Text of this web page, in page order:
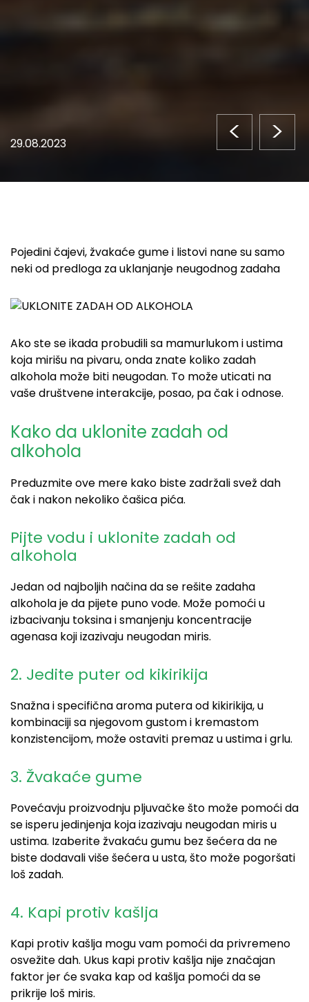
29.08.2023 < >
Pojedini čajevi, žvakaće gume i listovi nane su samo
neki od predloga za uklanjanje neugodnog zadaha
Ako ste se ikada probudili sa mamurlukom i ustima
koja mirišu na pivaru, onda znate koliko zadah
alkohola može biti neugodan. To može uticati na
vaše društvene interakcije, posao, pa čak i odnose.
Kako da uklonite zadah od
alkohola
Preduzmite ove mere kako biste zadržali svež dah
čak i nakon nekolikočašica pića.
Pijte vodu i uklonite zadah od
alkohola
Jedan od najboljih načina da se rešite zadaha
alkohola je da pijete puno vode. Može pomoći u
izbacivanju toksina i smanjenju koncentracije
agenasa koji izazivaju neugodan miris.
2. Jedite puter od kikirikija
Snažna i specifična aroma putera od kikirikija, u
kombinaciji sa njegovom gustom i kremastom
konzistencijom, može ostaviti premaz u ustima i grlu.
3. Žvakaće gume
Povećavju proizvodnju pljuvačke što može pomoći da
se isperu jedinjenja koja izazivaju neugodan miris u
ustima. Izaberite žvakaću gumu bez šećera da ne
biste dodavali više šećera u usta, što može pogoršati
loš zadah.
4. Kapi protiv kašlja
Kapi protiv kašlja mogu vam pomoći da privremeno
osvežite dah. Ukus kapi protiv kašlja nije značajan
faktor jer će svaka kap od kašlja pomoći da se
prikrije loš miris.